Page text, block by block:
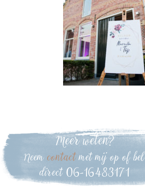
Meer weten?
Neemcontactmet mij op of bel
direct 06-16483171